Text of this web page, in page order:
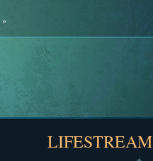
»
LIFESTREAM